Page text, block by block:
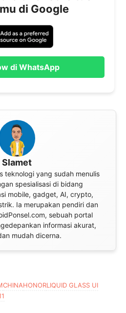
di Google
di WhatsApp
Slamet
teknologi yang sudah menulis
spesialisasi di bidang
mobile, gadget, AI, crypto,
Ia merupakan pendiri dan
sebuah portal
informasi akurat,
mudah dicerna.
CHINAHONORLIQUID GLASS UI